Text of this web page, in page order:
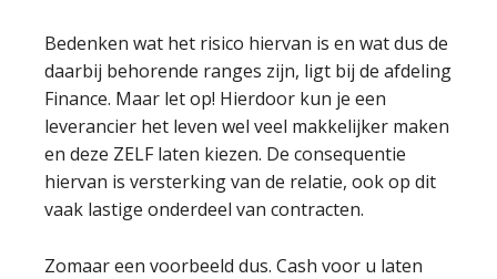
Bedenken wat het risico hiervan is en wat dus de
daarbij behorende ranges zijn, ligt bij de afdeling
Finance. Maar let op! Hierdoor kun je een
leverancier het leven wel veel makkelijker maken
en deze ZELF laten kiezen. De consequentie
hiervan is versterking van de relatie, ook op dit
vaak lastige onderdeel van contracten.
Zomaar een voorbeeld dus. Cash voor u laten